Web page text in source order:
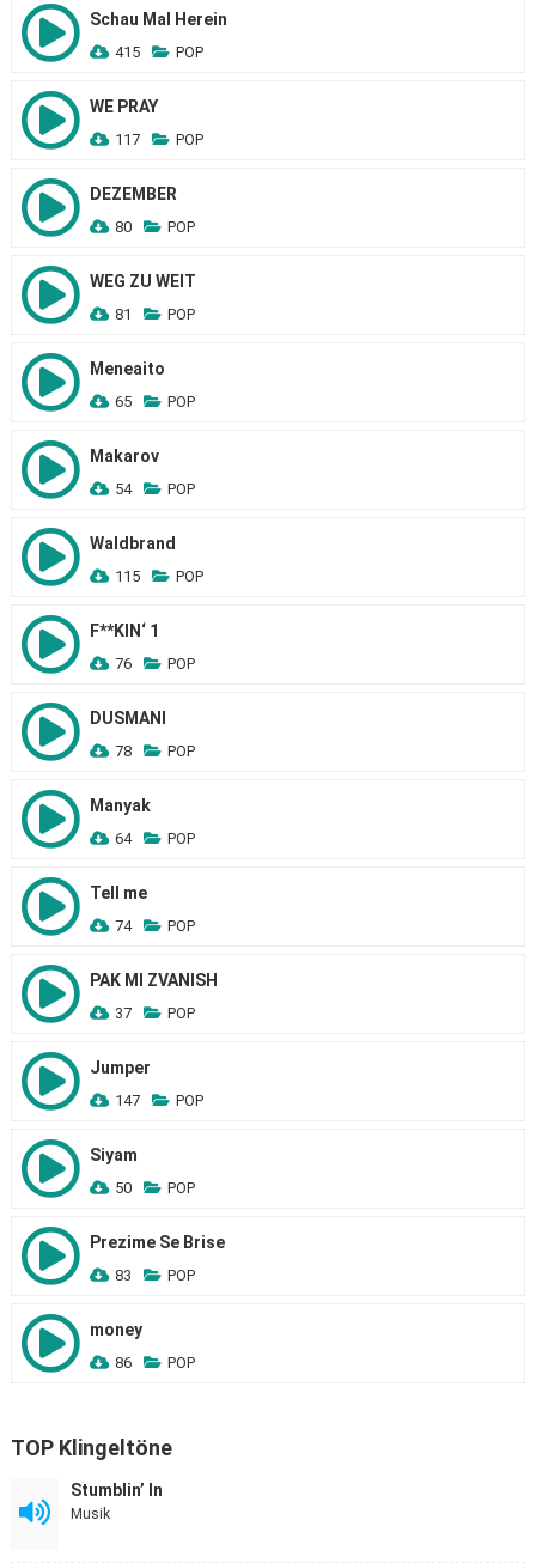
Schau Mal Herein
415 POP
WE PRAY
117 POP
DEZEMBER
80 POP
WEG ZU WEIT
81 POP
Meneaito
65 POP
Makarov
54 POP
Waldbrand
115 POP
F**KIN‘ 1
76 POP
DUSMANI
78 POP
Manyak
64 POP
Tell me
74 POP
PAK MI ZVANISH
37 POP
Jumper
147 POP
Siyam
50 POP
Prezime Se Brise
83 POP
money
86 POP
TOP Klingeltöne
Stumblin’ In
Musik